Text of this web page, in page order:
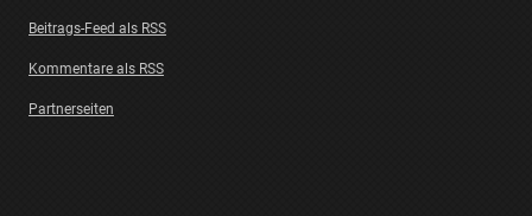
Beitrags-Feed als RSS
Kommentare als RSS
Partnerseiten